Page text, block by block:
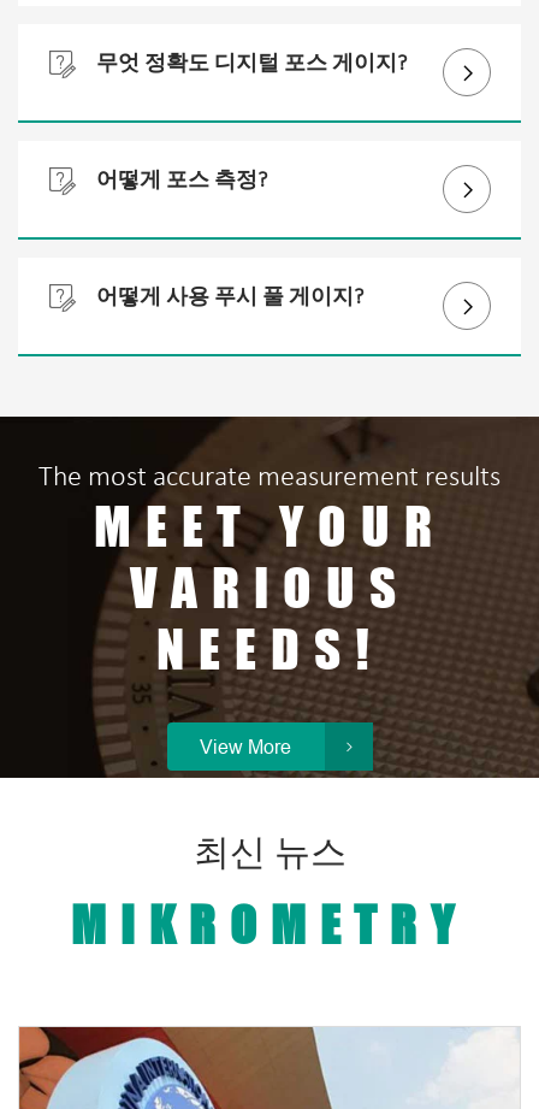
 무엇 정확도 디지털 포스 게이지? 
 어떻게 포스 측정? 
는 특수 클램프. 이동 동력계 측정 장력
 어떻게 사용 푸시 풀 게이지? 
정 사용 수행 단방향 긴장과 부하 양방
향 긴장과 압축 측정 공작물.
The most accurate measurement results
MEET YOUR
VARIOUS
NEEDS!
View More 
최신 뉴스
MIKROMETRY